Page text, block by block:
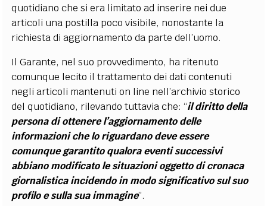
quotidiano che si era limitato ad inserire nei due
articoli una postilla poco visibile, nonostante la
richiesta di aggiornamento da parte dell’uomo.
Il Garante, nel suo provvedimento, ha ritenuto
comunque lecito il trattamento dei dati contenuti
negli articoli mantenuti on line nell’archivio storico
del quotidiano, rilevando tuttavia che: “il diritto della
persona di ottenere l’aggiornamento delle
informazioni che lo riguardano deve essere
comunque garantito qualora eventi successivi
abbiano modificato le situazioni oggetto di cronaca
giornalistica incidendo in modo significativo sul suo
profilo e sulla sua immagine”.